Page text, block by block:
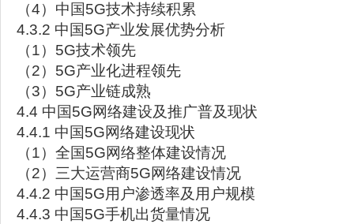
（4）中国5G技术持续积累
4.3.2 中国5G产业发展优势分析
（1）5G技术领先
（2）5G产业化进程领先
（3）5G产业链成熟
4.4 中国5G网络建设及推广普及现状
4.4.1 中国5G网络建设现状
（1）全国5G网络整体建设情况
（2）三大运营商5G网络建设情况
4.4.2 中国5G用户渗透率及用户规模
4.4.3 中国5G手机出货量情况